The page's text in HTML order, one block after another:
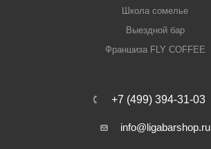
Школа сомелье
Выездной бар
Франшиза FLY COFFEE
+7 (499) 394-31-03
info@ligabarshop.ru